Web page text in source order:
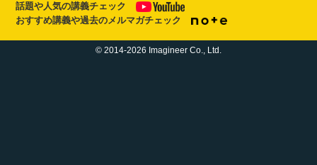
話題や人気の講義チェック
おすすめ講義や過去のメルマガチェック
© 2014-2026 Imagineer Co., Ltd.